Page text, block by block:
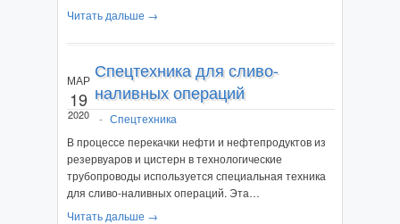
Читать дальше →
МАР
19
2020
Спецтехника для сливо-
наливных операций
- Спецтехника
В процессе перекачки нефти и нефтепродуктов из
резервуаров и цистерн в технологические
трубопроводы используется специальная техника
для сливо-наливных операций. Эта…
Читать дальше →